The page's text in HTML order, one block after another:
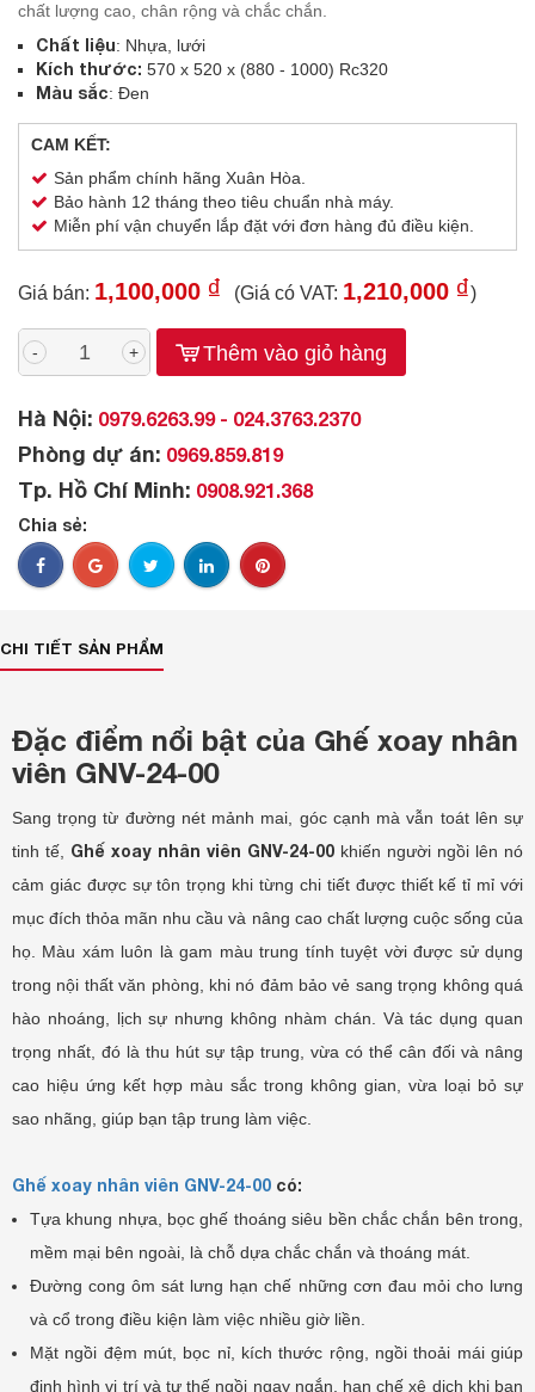
chất lượng cao, chân rộng và chắc chắn.
Chất liệu: Nhựa, lưới
Kích thước: 570 x 520 x (880 - 1000) Rc320
Màu sắc: Đen
CAM KẾT:
Sản phẩm chính hãng Xuân Hòa.
Bảo hành 12 tháng theo tiêu chuẩn nhà máy.
Miễn phí vận chuyển lắp đặt với đơn hàng đủ điều kiện.
Giá bán: 1,100,000 ₫ (Giá có VAT: 1,210,000 ₫)
- + Thêm vào giỏ hàng
Hà Nội: 0979.6263.99 - 024.3763.2370
Phòng dự án: 0969.859.819
Tp. Hồ Chí Minh: 0908.921.368
Chia sẻ:
CHI TIẾT SẢN PHẨM
Đặc điểm nổi bật của Ghế xoay nhân
viên GNV-24-00
Sang trọng từ đường nét mảnh mai, góc cạnh mà vẫn toát lên sự
tinh tế, Ghế xoay nhân viên GNV-24-00 khiến người ngồi lên nó
cảm giác được sự tôn trọng khi từng chi tiết được thiết kế tỉ mỉ với
mục đích thỏa mãn nhu cầu và nâng cao chất lượng cuộc sống của
họ. Màu xám luôn là gam màu trung tính tuyệt vời được sử dụng
trong nội thất văn phòng, khi nó đảm bảo vẻ sang trọng không quá
hào nhoáng, lịch sự nhưng không nhàm chán. Và tác dụng quan
trọng nhất, đó là thu hút sự tập trung, vừa có thể cân đối và nâng
cao hiệu ứng kết hợp màu sắc trong không gian, vừa loại bỏ sự
sao nhãng, giúp bạn tập trung làm việc.
Ghế xoay nhân viên GNV-24-00 có:
Tựa khung nhựa, bọc ghế thoáng siêu bền chắc chắn bên trong,
mềm mại bên ngoài, là chỗ dựa chắc chắn và thoáng mát.
Đường cong ôm sát lưng hạn chế những cơn đau mỏi cho lưng
và cổ trong điều kiện làm việc nhiều giờ liền.
Mặt ngồi đệm mút, bọc nỉ, kích thước rộng, ngồi thoải mái giúp
định hình vị trí và tư thế ngồi ngay ngắn, hạn chế xê dịch khi bạn